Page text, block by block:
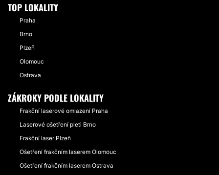
TOP LOKALITY
Praha
Brno
Plzeň
Olomouc
Ostrava
ZÁKROKY PODLE LOKALITY
Frakční laserové omlazení Praha
Laserové ošetření pleti Brno
Frakční laser Plzeň
Ošetření frakčním laserem Olomouc
Ošetření frakčním laserem Ostrava